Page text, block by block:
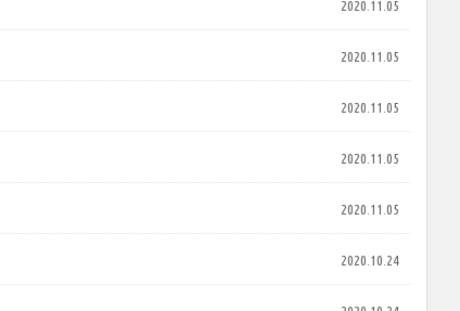
2020.11.05
2020.11.05
2020.11.05
2020.11.05
2020.11.05
2020.10.24